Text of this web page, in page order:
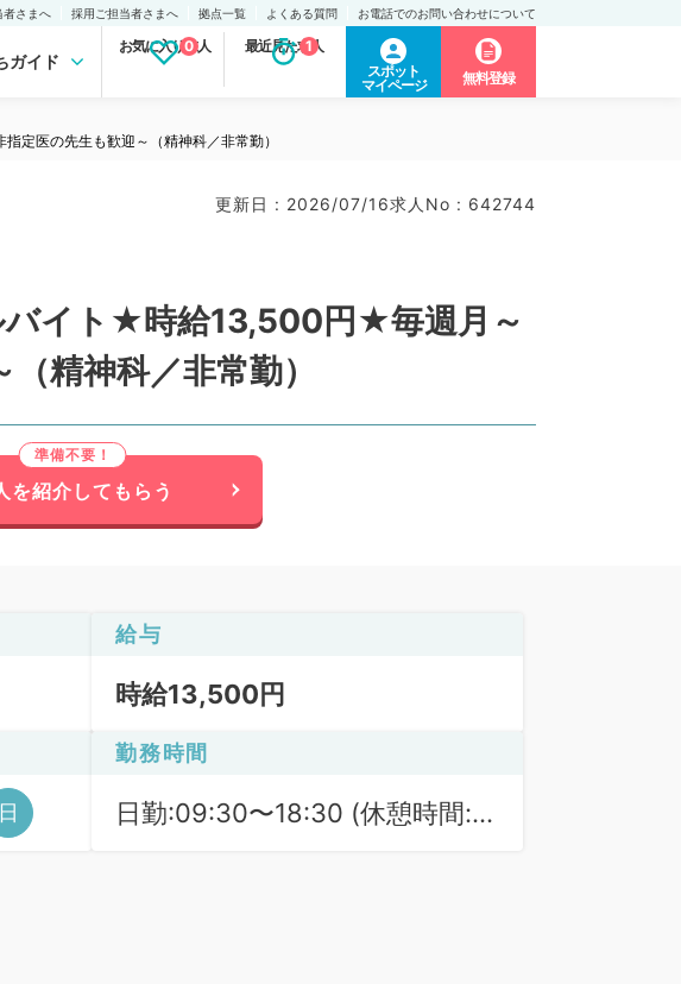
者さまへ 採用ご担当者さまへ 拠点一覧 よくある質問 お電話でのお問い合わせについて
ガイド
お気に入り求人
0 最近見た求人
1
スポット
マイページ
無料登録
定医の先生も歓迎～（精神科／非常勤）
更新日 : 2026/07/16求人No : 642744
バイト★時給13,500円★毎週月～
精神科／非常勤）
を紹介してもらう
給与
時給13,500円
日
勤務時間
日勤:09:30〜18:30 (休憩時間: